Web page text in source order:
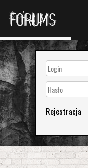
FORUMS
Rejestracja